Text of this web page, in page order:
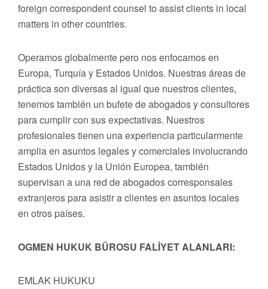
foreign correspondent counsel to assist clients in local
matters in other countries.
Operamos globalmente pero nos enfocamos en
Europa, Turquía y Estados Unidos. Nuestras áreas de
práctica son diversas al igual que nuestros clientes,
tenemos también un bufete de abogados y consultores
para cumplir con sus expectativas. Nuestros
profesionales tienen una experiencia particularmente
amplia en asuntos legales y comerciales involucrando
Estados Unidos y la Unión Europea, también
supervisan a una red de abogados corresponsales
extranjeros para asistir a clientes en asuntos locales
en otros países.
OGMEN HUKUK BÜROSU FALİYET ALANLARI:
EMLAK HUKUKU